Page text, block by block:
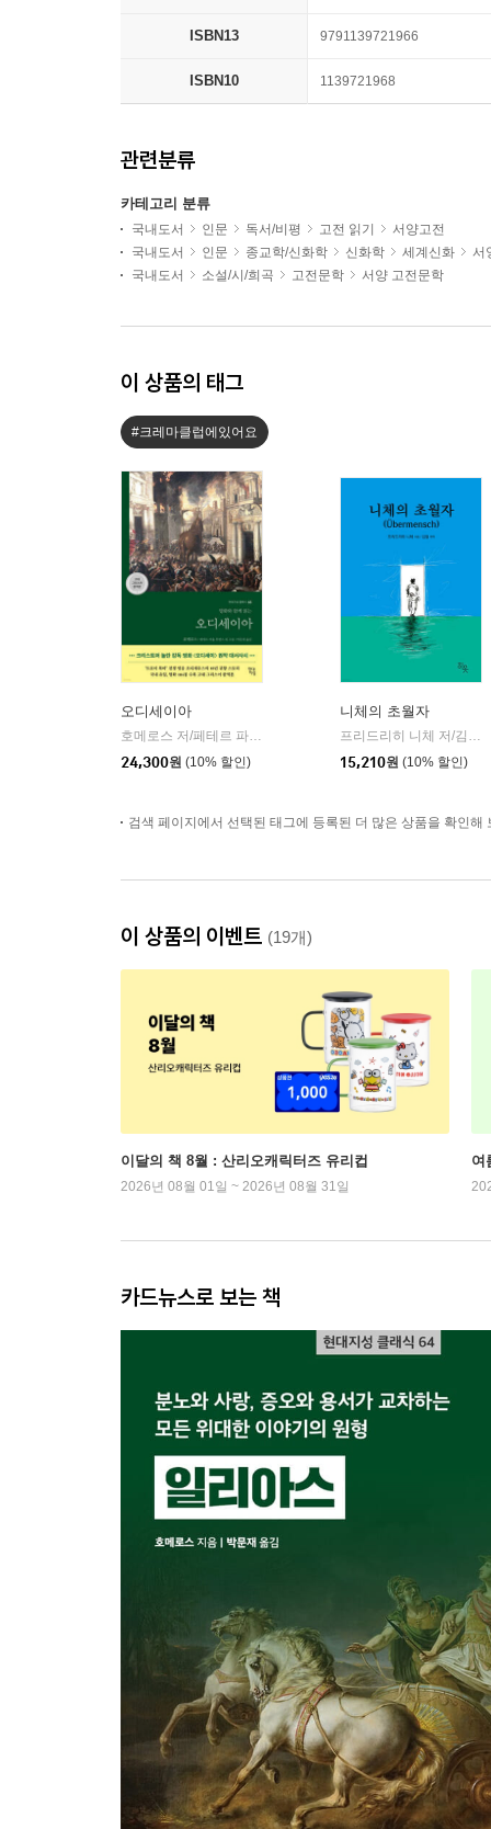
ISBN13 9791139721966
ISBN10 1139721968
관련분류
카테고리 분류
국내도서 인문 독서/비평 고전 읽기
서양고전
국내도서
인문 종교학/신화학 신화학 세계신화
서
국내도서
소설/시/희곡 고전문학 서양 고전문학
이 상품의 태그
#크레마클럽에있어요
오디세이아
호메로스 저/페테르 파울 루벤스 그림/박문재 역 |
현대지성
24,300원 (10% 할인)
니체의 초월자
프리드리히 니체 저/김철 편역
15,210원 (10% 할인)
검색 페이지에서 선택된 태그에 등록된 더 많은 상품을 확인해
이 상품의 이벤트 (19개)
이달의 책 8월 : 산리오캐릭터즈 유리컵
2026년 08월 01일 ~ 2026년 08월 31일
여
카드뉴스로 보는 책